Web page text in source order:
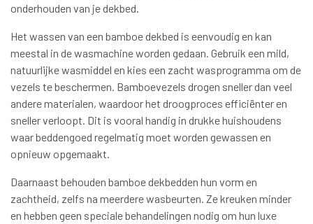
onderhouden van je dekbed.
Het wassen van een bamboe dekbed is eenvoudig en kan
meestal in de wasmachine worden gedaan. Gebruik een mild,
natuurlijke wasmiddel en kies een zacht wasprogramma om de
vezels te beschermen. Bamboevezels drogen sneller dan veel
andere materialen, waardoor het droogproces efficiënter en
sneller verloopt. Dit is vooral handig in drukke huishoudens
waar beddengoed regelmatig moet worden gewassen en
opnieuw opgemaakt.
Daarnaast behouden bamboe dekbedden hun vorm en
zachtheid, zelfs na meerdere wasbeurten. Ze kreuken minder
en hebben geen speciale behandelingen nodig om hun luxe